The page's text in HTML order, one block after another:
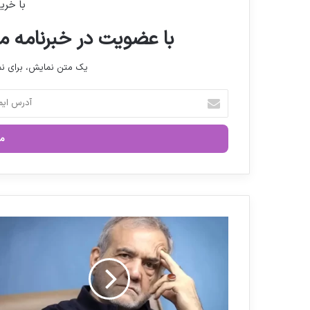
با
با عضویت در خبرنامه
یک متن نمایش،
ر
ا
ی